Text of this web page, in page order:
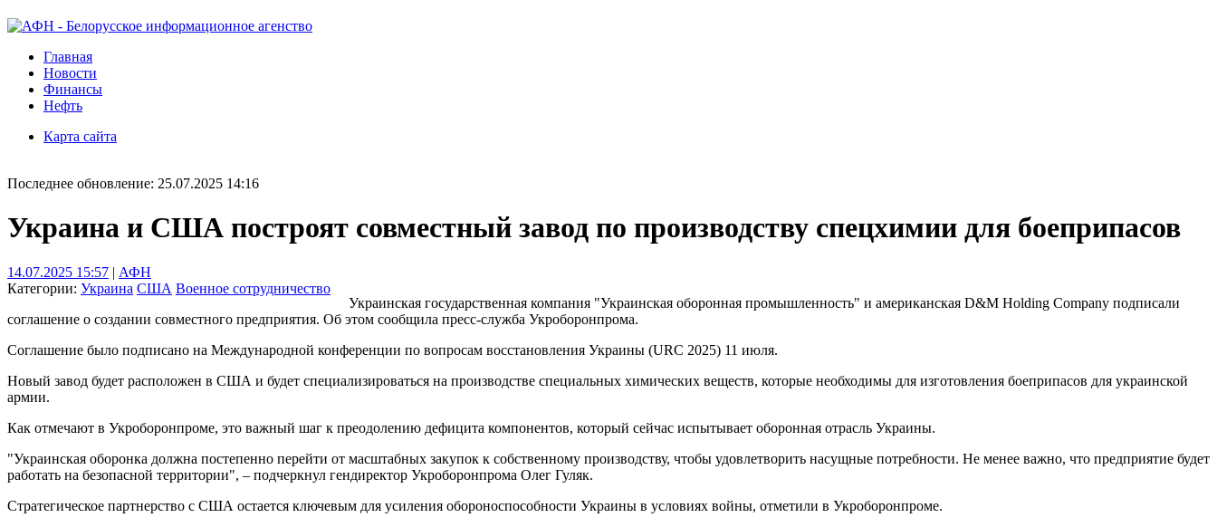
Главная
Новости
Финансы
Нефть
Карта сайта
Последнее обновление: 25.07.2025 14:16
Украина и США построят совместный завод по производству спецхимии для боеприпасов
14.07.2025 15:57 | АФН
Категории: Украина США Военное сотрудничество
Украинская государственная компания "Украинская оборонная промышленность" и американская D&M Holding Company подписали
соглашение о создании совместного предприятия. Об этом сообщила пресс-служба Укроборонпрома.
Соглашение было подписано на Международной конференции по вопросам восстановления Украины (URC 2025) 11 июля.
Новый завод будет расположен в США и будет специализироваться на производстве специальных химических веществ, которые необходимы для изготовления боеприпасов для украинской
армии.
Как отмечают в Укроборонпроме, это важный шаг к преодолению дефицита компонентов, который сейчас испытывает оборонная отрасль Украины.
"Украинская оборонка должна постепенно перейти от масштабных закупок к собственному производству, чтобы удовлетворить насущные потребности. Не менее важно, что предприятие будет
работать на безопасной территории", – подчеркнул гендиректор Укроборонпрома Олег Гуляк.
Стратегическое партнерство с США остается ключевым для усиления обороноспособности Украины в условиях войны, отметили в Укроборонпроме.